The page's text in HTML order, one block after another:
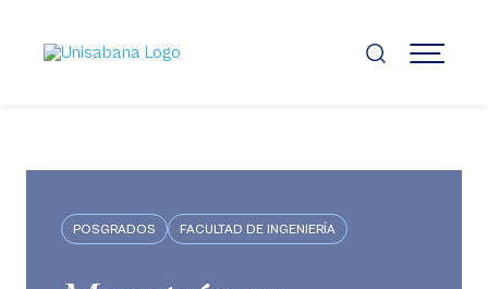
contenido
principal
MENÚ
POSGRADOS FACULTAD DE INGENIERÍA